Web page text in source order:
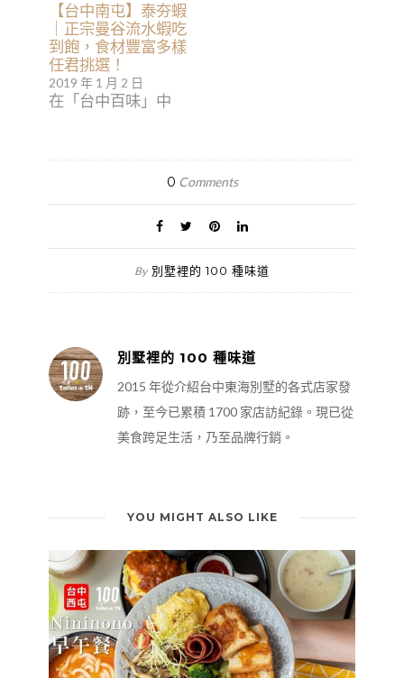
【台中南屯】泰夯蝦
｜正宗曼谷流水蝦吃
到飽，食材豐富多樣
任君挑選！
2019 年 1 月 2 日
在「台中百味」中
0 Comments
By 別墅裡的 100 種味道
別墅裡的 100 種味道
2015 年從介紹台中東海別墅的各式店家發
跡，至今已累積 1700 家店訪紀錄。現已從
美食跨足生活，乃至品牌行銷。
YOU MIGHT ALSO LIKE